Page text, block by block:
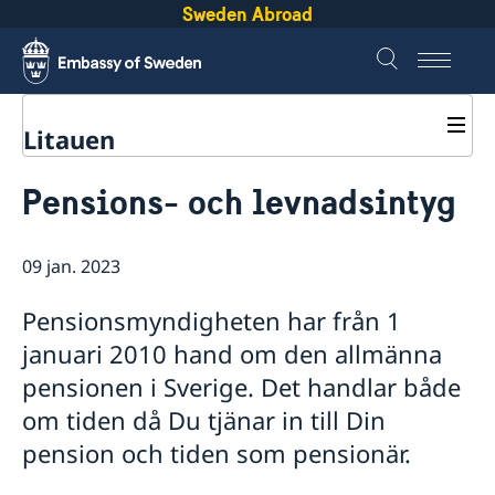
Sweden Abroad
Litauen
Hjälp till svenskar i Litauen
Akut hjälp
Om du blir sjuk eller råkar ut för en olycka
Larmcentraler
Pass utomlands
Passverksamhet
Förlust av pass
Provisoriskt pass
Samordningsnummer
Registrera nyfödd utomlands
Hjälp kring medborgarskap
Om svenskt medborgarskap
Legalisering
Gifta sig utomlands
Pensions- och levnadsintyg
Pensions- och levnadsintyg
09 jan. 2023
Pensionsmyndigheten har från 1
januari 2010 hand om den allmänna
pensionen i Sverige. Det handlar både
om tiden då Du tjänar in till Din
pension och tiden som pensionär.